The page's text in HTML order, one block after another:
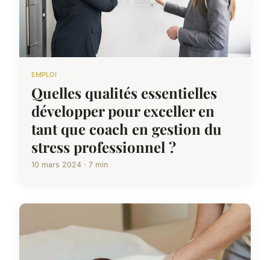
EMPLOI
Quelles qualités essentielles
développer pour exceller en
tant que coach en gestion du
stress professionnel ?
10 mars 2024 · 7 min